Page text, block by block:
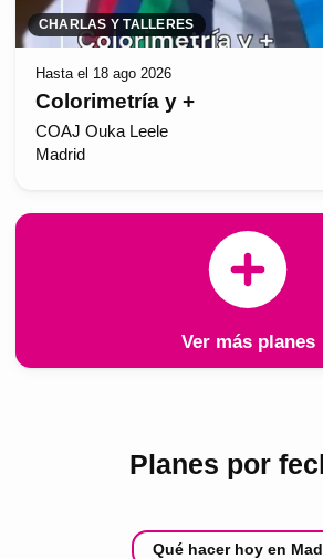
CHARLAS Y TALLERES
Hasta el 18 ago 2026
Colorimetría y +
COAJ Ouka Leele
Madrid
Ver más planes
Planes por
Qué hacer hoy en